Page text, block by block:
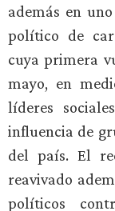
además en
político de
cuya primera
mayo, en
líderes
influencia de
del país. El
reavivado
políticos